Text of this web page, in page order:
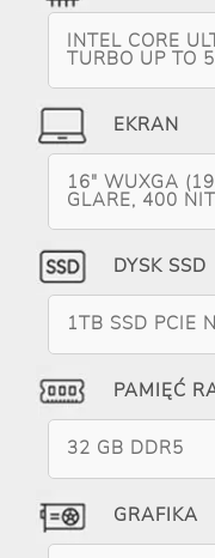
INTEL CORE
TURBO UP TO
EKRAN
16" WUXGA
GLARE, 400
DYSK SSD
1TB SSD PCIE
PAMIĘĆ
32 GB DDR5
GRAFIKA